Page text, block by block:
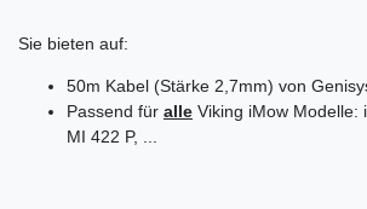
Sie bieten auf:
50m Kabel (Stärke 2,7mm) von
Passend für alle Viking iMow Modelle:
MI 422 P, ...